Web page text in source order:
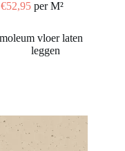
€52,95per M²